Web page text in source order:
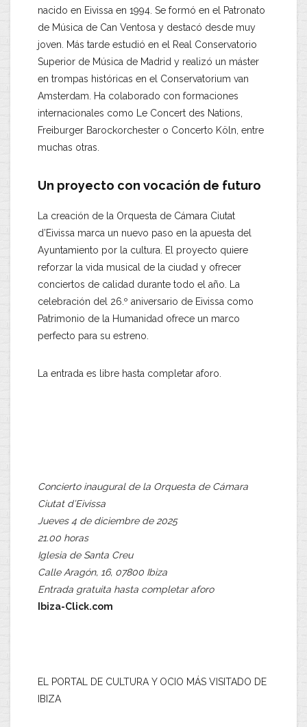
nacido en Eivissa en 1994. Se formó en el Patronato
de Música de Can Ventosa y destacó desde muy
joven. Más tarde estudió en el Real Conservatorio
Superior de Música de Madrid y realizó un máster
en trompas históricas en el Conservatorium van
Amsterdam. Ha colaborado con formaciones
internacionales como Le Concert des Nations,
Freiburger Barockorchester o Concerto Köln, entre
muchas otras.
Un proyecto con vocación de futuro
La creación de la Orquesta de Cámara Ciutat
d’Eivissa marca un nuevo paso en la apuesta del
Ayuntamiento por la cultura. El proyecto quiere
reforzar la vida musical de la ciudad y ofrecer
conciertos de calidad durante todo el año. La
celebración del 26.º aniversario de Eivissa como
Patrimonio de la Humanidad ofrece un marco
perfecto para su estreno.
La entrada es libre hasta completar aforo.
Concierto inaugural de la Orquesta de Cámara
Ciutat d’Eivissa
Jueves 4 de diciembre de 2025
21.00 horas
Iglesia de Santa Creu
Calle Aragón, 16, 07800 Ibiza
Entrada gratuita hasta completar aforo
Ibiza-Click.com
EL PORTAL DE CULTURA Y OCIO MÁS VISITADO DE
IBIZA